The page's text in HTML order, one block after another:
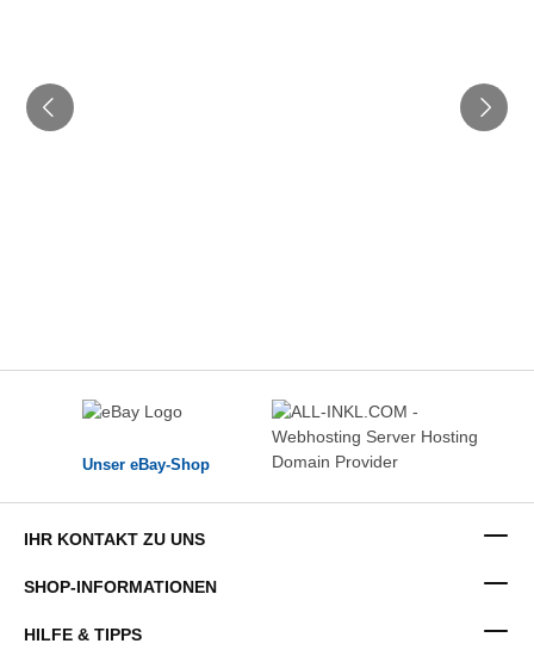
Unser eBay-Shop
IHR KONTAKT ZU UNS
SHOP-INFORMATIONEN
HILFE & TIPPS